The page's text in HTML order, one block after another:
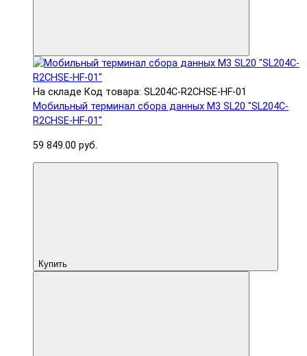
На складе Код товара: SL204C-R2CHSE-HF-01
Мобильный терминал сбора данных M3 SL20 "SL204C-
R2CHSE-HF-01"
59 849.00 руб.
Купить